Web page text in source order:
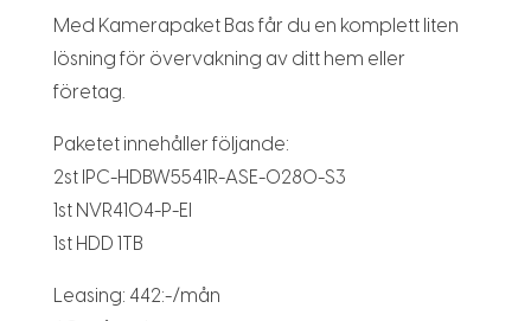
Med Kamerapaket Bas får du en komplett liten
lösning för övervakning av ditt hem eller
företag.
Paketet innehåller följande:
2st IPC-HDBW5541R-ASE-0280-S3
1st NVR4104-P-EI
1st HDD 1TB
Leasing: 442:-/mån